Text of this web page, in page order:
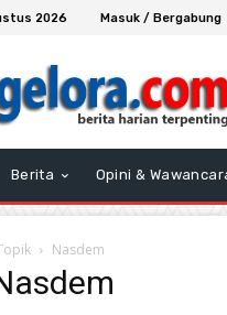
2026 Masuk / Bergabung
Berita Opini &
Nasdem